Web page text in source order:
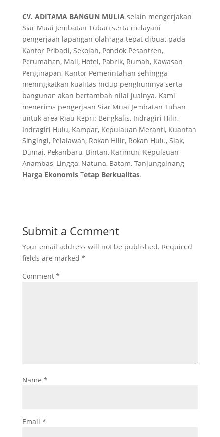
CV. ADITAMA BANGUN MULIAselain mengerjakan
Siar Muai Jembatan Tuban serta melayani
pengerjaan lapangan olahraga tepat dibuat pada
Kantor Pribadi, Sekolah, Pondok Pesantren,
Perumahan, Mall, Hotel, Pabrik, Rumah, Kawasan
Penginapan, Kantor Pemerintahan sehingga
meningkatkan kualitas hidup penghuninya serta
bangunan akan bertambah nilai jualnya. Kami
menerima pengerjaan Siar Muai Jembatan Tuban
untuk area Riau Kepri: Bengkalis, Indragiri Hilir,
Indragiri Hulu, Kampar, Kepulauan Meranti, Kuantan
Singingi, Pelalawan, Rokan Hilir, Rokan Hulu, Siak,
Dumai, Pekanbaru, Bintan, Karimun, Kepulauan
Anambas, Lingga, Natuna, Batam, Tanjungpinang
Harga Ekonomis Tetap Berkualitas.
Submit a Comment
Your email address will not be published. Required
fields are marked *
Comment *
Name *
Email *